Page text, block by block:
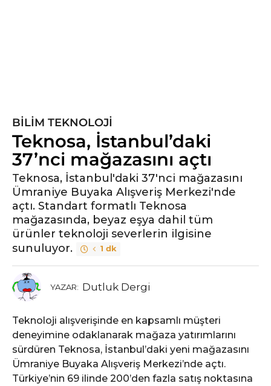
l
ö
n
c
e
BILIM TEKNOLOJI
Teknosa, İstanbul’daki
37’nci mağazasını açtı
Teknosa, İstanbul'daki 37'nci mağazasını
Ümraniye Buyaka Alışveriş Merkezi'nde
açtı. Standart formatlı Teknosa
mağazasında, beyaz eşya dahil tüm
ürünler teknoloji severlerin ilgisine
sunuluyor.
1 dk
YAZAR: Dutluk Dergi
Teknoloji alışverişinde en kapsamlı müşteri
deneyimine odaklanarak mağaza yatırımlarını
sürdüren Teknosa, İstanbul’daki yeni mağazasını
Ümraniye Buyaka Alışveriş Merkezi’nde açtı.
Türkiye’nin 69 ilinde 200’den fazla satış noktasına